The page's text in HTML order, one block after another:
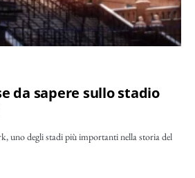
da sapere sullo stadio
uno degli stadi più importanti nella storia del